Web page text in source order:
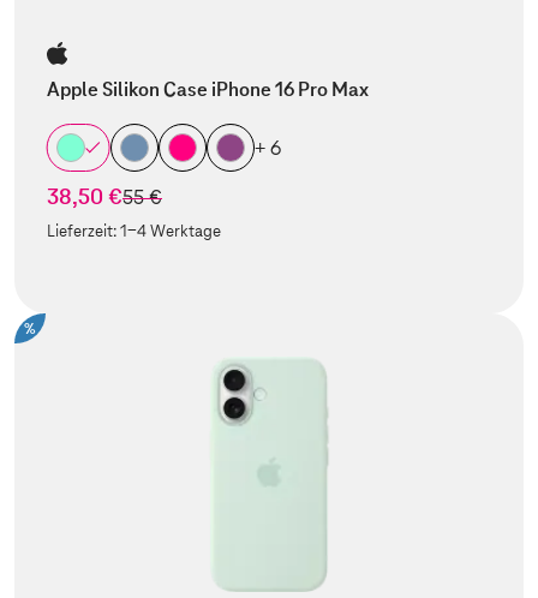
Apple Silikon Case iPhone 16 Pro Max
+ 6
38,50 €statt
55 €
Lieferzeit:1-4 Werktage
%